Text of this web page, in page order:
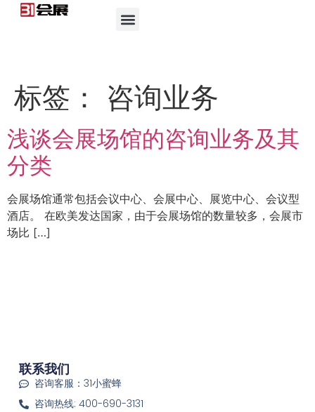
标签： 咨询业务
浅谈会展场馆的咨询业务及其
分类
会展场馆通常包括会议中心、会展中心、展览中心、会议型
酒店。 在欧美发达国家，由于会展场馆的数量较多，会展市
场比 […]
联系我们
咨询客服：31小蜜蜂
咨询热线: 400-690-3131